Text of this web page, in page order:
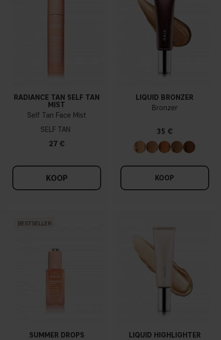
RADIANCE TAN SELF TAN
MIST
Self Tan Face Mist
SELF TAN
27 €
KOOP
LIQUID BRONZER
Bronzer
35 €
KOOP
BESTSELLER
SUMMER DROPS
LIQUID HIGHLIGHTER